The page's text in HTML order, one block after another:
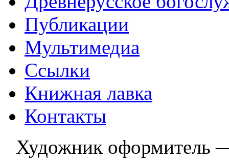
Публикации
Мультимедиа
Ссылки
Книжная лавка
Контакты
Художник оформитель